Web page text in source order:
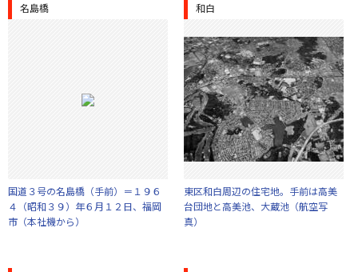
名島橋
国道３号の名島橋（手前）＝１９６
４（昭和３９）年６月１２日、福岡
市（本社機から）
和白
東区和白周辺の住宅地。手前は高美
台団地と高美池、大蔵池（航空写
真）